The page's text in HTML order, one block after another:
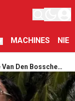
MACHINES
Den Bossche
Tripje Richting